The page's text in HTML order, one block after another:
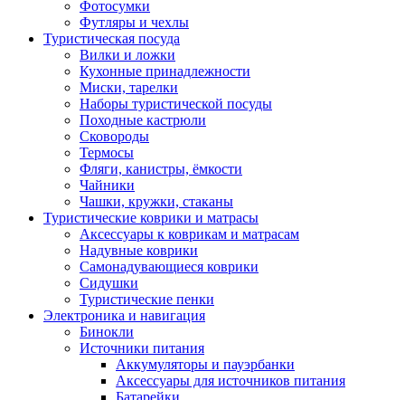
Фотосумки
Футляры и чехлы
Туристическая посуда
Вилки и ложки
Кухонные принадлежности
Миски, тарелки
Наборы туристической посуды
Походные кастрюли
Сковороды
Термосы
Фляги, канистры, ёмкости
Чайники
Чашки, кружки, стаканы
Туристические коврики и матрасы
Аксессуары к коврикам и матрасам
Надувные коврики
Самонадувающиеся коврики
Сидушки
Туристические пенки
Электроника и навигация
Бинокли
Источники питания
Аккумуляторы и пауэрбанки
Аксессуары для источников питания
Батарейки